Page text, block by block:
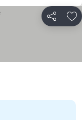
Zdieľať